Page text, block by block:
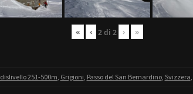
« ‹ 2di2 › »
dislivello 251-500m, Grigioni, Passo del San Bernardino, Svizzera,